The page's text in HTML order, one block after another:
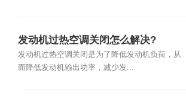
发动机过热空调关闭怎么解决?
发动机过热空调关闭是为了降低发动机负荷，从
而降低发动机输出功率，减少发...